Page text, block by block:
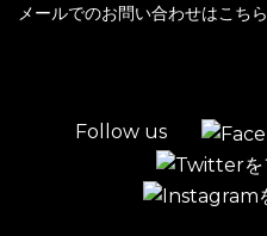
メールでのお問い合わせはこちら
Follow us